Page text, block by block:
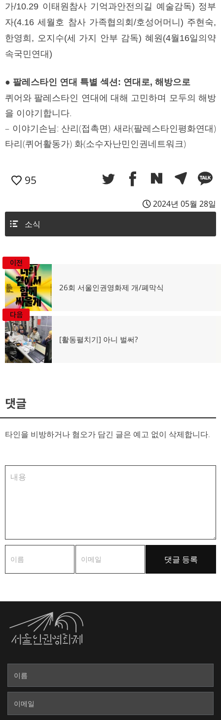
가/10.29 이태원참사 기억과안전의길 예술감독) 정부
자(4.16 세월호 참사 가족협의회/호성어머니) 주현숙,
한영희, 오지수(세 가지 안부 감독) 혜원(4월16일의약
속국민연대)
● 팔레스타인 연대 특별 섹션: 연대로, 해방으로
퀴어와 팔레스타인 연대에 대해 고민하며 모두의 해방
을 이야기합니다.
– 이야기손님: 산리(접촉면) 새라(팔레스타인평화연대)
타리(퀴어활동가) 화(소수자난민인권네트워크)
95
2024년 05월 28일
소식
글
탐
색
이전
이
26회 서울인권영화제 개/폐막식
다음
다
[활동펼치기] 아니 벌써?
댓글
타인을 비방하거나 혐오가 담긴 글은 예고 없이 삭제합니다.